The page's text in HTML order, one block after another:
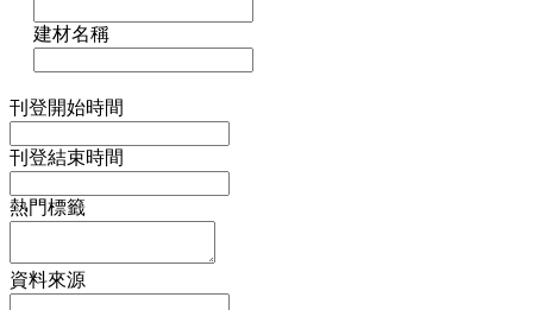
建材名稱
刊登開始時間
刊登結束時間
熱門標籤
資料來源